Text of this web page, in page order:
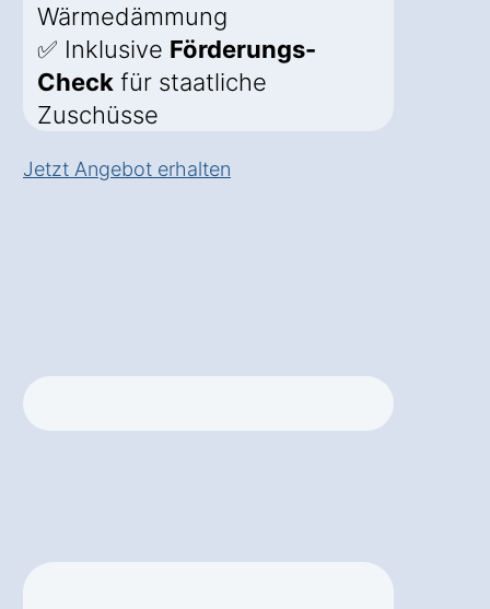
Wärmedämmung
✅ Inklusive Förderungs-
Check für staatliche
Zuschüsse
Jetzt Angebot erhalten